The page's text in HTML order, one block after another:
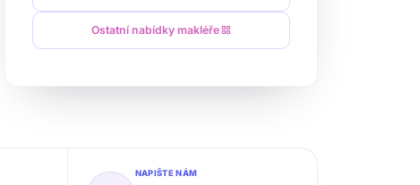
Ostatní nabídky makléřegrid_view
NAPIŠTE NÁM